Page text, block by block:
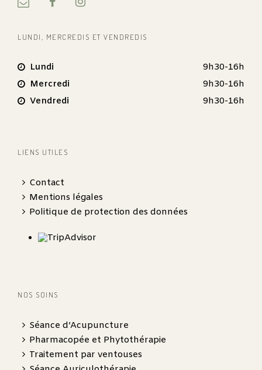
LUNDI, MERCREDIS ET VENDREDIS
Lundi
9h30-16h
Mercredi
9h30-16h
Vendredi
9h30-16h
LIENS UTILES
Contact
Mentions légales
Politique de protection des données
NOS SOINS
Séance d’Acupuncture
Pharmacopée et Phytothérapie
Traitement par ventouses